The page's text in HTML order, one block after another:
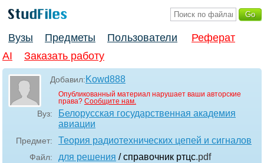
Вузы Предметы Пользователи
Реферат
AI
Заказать работу
Добавил:Kowd888
Опубликованный материал нарушает ваши авторские
права? Сообщите нам.
Вуз:
Белорусская государственная академия
авиации
Предмет: Теория радиотехнических цепей и сигналов
Файл: для решения / справочник ртцс.pdf